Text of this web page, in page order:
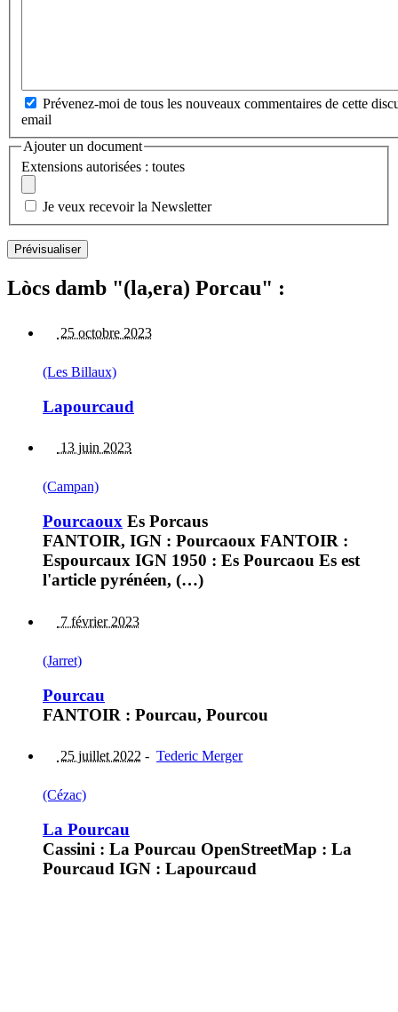
Prévenez-moi de tous les nouveaux commentaires de cette
email
Ajouter un document
Extensions autorisées : toutes
Je veux recevoir la Newsletter
Lòcs damb "(la,era) Porcau" :
25 octobre 2023
(Les Billaux)
Lapourcaud
13 juin 2023
(Campan)
Pourcaoux Es Porcaus
FANTOIR, IGN : Pourcaoux FANTOIR :
Espourcaux IGN 1950 : Es Pourcaou Es est
l'article pyrénéen, (…)
7 février 2023
(Jarret)
Pourcau
FANTOIR : Pourcau, Pourcou
25 juillet 2022 - Tederic Merger
(Cézac)
La Pourcau
Cassini : La Pourcau OpenStreetMap : La
Pourcaud IGN : Lapourcaud